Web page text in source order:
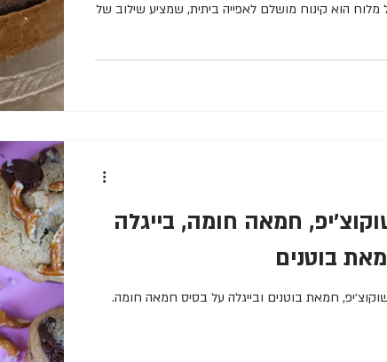
הוא קינוח מושלם לאפייה ביתית, שמציע שילוב של
וטעימות במיוחד. הכנתם? אל תשכחו לשתף ולתייג
חמאה חומה, בייגלה
בוטנים
שוקוצ׳יפ, חמאת בוטנים ובייגלה על בסיס חמאה חומה.